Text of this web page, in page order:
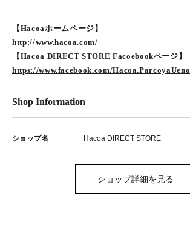
【Hacoaホームページ】
http://www.hacoa.com/
【Hacoa DIRECT STORE Facoebookページ】
https://www.facebook.com/Hacoa.ParcoyaUeno
Shop Information
ショップ名 Hacoa DIRECT STORE
ショップ詳細を見る